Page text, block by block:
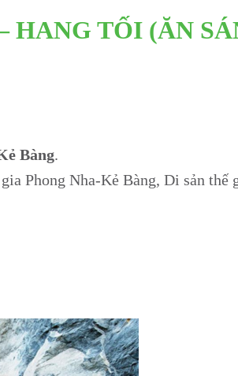
HANG TỐI (ĂN
Bàng.
Phong Nha-Kẻ Bàng, Di sản thế